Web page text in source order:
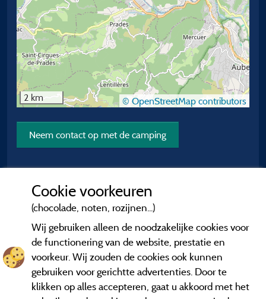
2 km © OpenStreetMap contributors
Neem contact op met de camping
Cookie voorkeuren
(chocolade, noten, rozijnen...)
Wij gebruiken alleen de noodzakelijke cookies voor
de functionering van de website, prestatie en
voorkeur. Wij zouden de cookies ook kunnen
gebruiken voor gerichtte advertenties. Door te
klikken op alles accepteren, gaat u akkoord met het